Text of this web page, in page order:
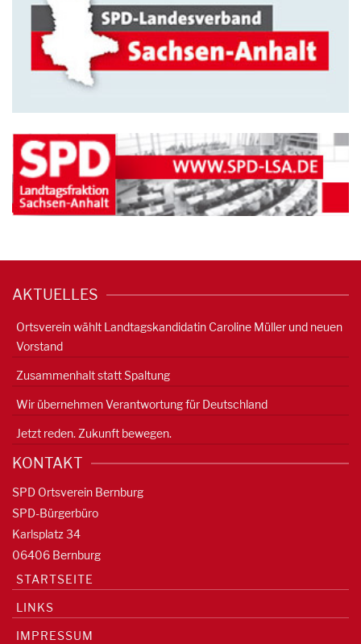
AKTUELLES
Ortsverein wählt Landtagskandidatin Caroline Müller und neuen
Vorstand
Zusammenhalt statt Spaltung
Wir übernehmen Verantwortung für Deutschland
Jetzt reden. Zukunft bewegen.
KONTAKT
SPD Ortsverein Bernburg
SPD-Bürgerbüro
Karlsplatz 34
06406 Bernburg
STARTSEITE
LINKS
IMPRESSUM